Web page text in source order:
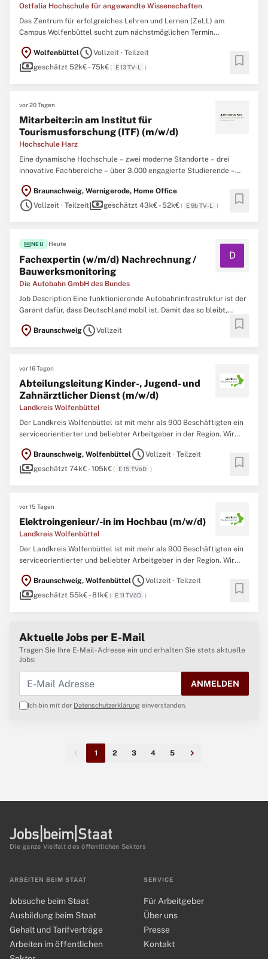
Ostfalia Hochschule für angewandte Wissenschaften
Das Zentrum für erfolgreiches Lehren und Lernen (ZeLL) am
Campus Wolfenbüttel sucht zum nächstmöglichen Termin
(m/w/d)Vergütung EG 13 TV-LUmfang 29,85 Std./WocheBefristung
bis zum 31.12.2029Beginn 01.10.2026Standort WolfenbüttelMit
location_on WolfenbüttelscheduleVollzeit · Teilzeit
paymentsgeschätzt 52k€ - 75k€( E 13 TV-L ) bookmark
vor 20 Tagen
Mitarbeiter:in am Institut für
Tourismusforschung (ITF) (m/w/d)
Hochschule Harz
Eine dynamische Hochschule – zwei moderne Standorte – drei
innovative Fachbereiche – über 3.000 engagierte Studierende –
Partnerhochschulen weltweit – ein stark verzweigtes
Forschungsnetzwerk und eine neue Herausforderung für Sie. Am
location_on Braunschweig, Wernigerode, Home Office
scheduleVollzeit · Teilzeitpaymentsgeschätzt 43k€ - 52k€( E 9b TV-L ) bookmark
fiber_newNEU Heute
Fachexpertin (w/m/d) Nachrechnung /
Bauwerksmonitoring
Die Autobahn GmbH des Bundes
D
Job Description Eine funktionierende Autobahninfrastruktur ist der
Garant dafür, dass Deutschland mobil ist. Damit das so bleibt,
Tausende Brücken, hunderte Tunnel und unzählige Nebenanlagen
location_on BraunschweigscheduleVollzeit bookmark
vor 16 Tagen
Abteilungsleitung Kinder-, Jugend- und
Zahnärztlicher Dienst (m/w/d)
Landkreis Wolfenbüttel
Der Landkreis Wolfenbüttel ist mit mehr als 900 Beschäftigten ein
serviceorientierter und beliebter Arbeitgeber in der Region. Wir
besonders auf die Fahne geschrieben. Im Landkreis Wolfenbüttel
arbeiten und wirken alle Einwohner*innen miteinander ...
location_on Braunschweig, WolfenbüttelscheduleVollzeit · Teilzeit
paymentsgeschätzt 74k€ - 105k€( E 15 TVöD ) bookmark
vor 15 Tagen
Elektroingenieur/-in im Hochbau (m/w/d)
Landkreis Wolfenbüttel
Der Landkreis Wolfenbüttel ist mit mehr als 900 Beschäftigten ein
serviceorientierter und beliebter Arbeitgeber in der Region. Wir
besonders auf die Fahne geschrieben. Im Landkreis Wolfenbüttel
arbeiten und wirken alle Einwohner*innen miteinander ...
location_on Braunschweig, WolfenbüttelscheduleVollzeit · Teilzeit
paymentsgeschätzt 55k€ - 81k€( E 11 TVöD ) bookmark
Aktuelle Jobs per E-Mail
Tragen Sie Ihre E-Mail-Adresse ein und erhalten Sie stets aktuelle
Jobs:
ANMELDEN
Ich bin mit der Datenschutzerklärung einverstanden.
1 2 3 4 5
Die ganze Vielfalt des öffentlichen Sektors
ARBEITEN BEIM STAAT
Jobsuche beim Staat
Ausbildung beim Staat
Gehalt und Tarifverträge
Arbeiten im öffentlichen
SERVICE
Für Arbeitgeber
Über uns
Presse
Kontakt